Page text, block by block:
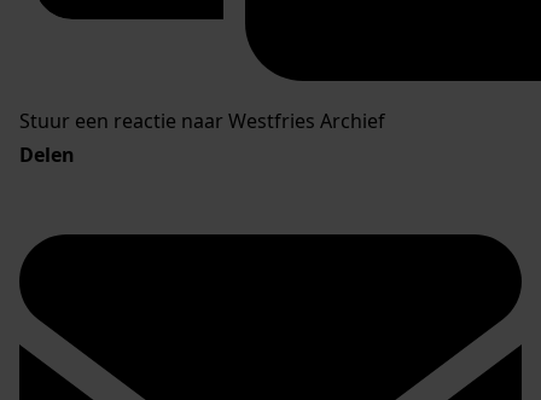
Stuur een reactie naar Westfries Archief
Delen